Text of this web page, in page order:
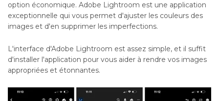
option économique. Adobe Lightroom est une application
exceptionnelle qui vous permet d'ajuster les couleurs des
images et d'en supprimer les imperfections.
L'interface d'Adobe Lightroom est assez simple, et il suffit
d'installer l'application pour vous aider à rendre vos images
appropriées et étonnantes.